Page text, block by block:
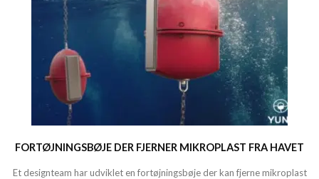
FORTØJNINGSBØJE DER FJERNER MIKROPLAST FRA HAVET
Et designteam har udviklet en fortøjningsbøje der kan fjerne mikroplast